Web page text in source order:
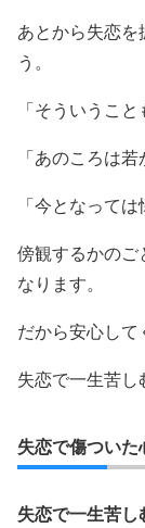
あとから失恋を
う。
「そういうこと
「あのころは若
「今となっては
傍観するかのご
なります。
だから安心して
失恋で一生苦し
失恋で傷ついた
失恋で一生苦し